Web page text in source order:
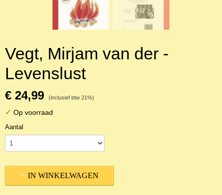
Vegt, Mirjam van der -
Levenslust
€ 24,99 (inclusief btw 21%)
✓ Op voorraad
Aantal
IN WINKELWAGEN